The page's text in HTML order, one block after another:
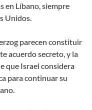
en Líbano, siempre
Unidos.
parecen constituir
acuerdo secreto, y la
que Israel considera
para continuar su